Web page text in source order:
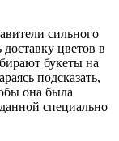
сильного
цветов в
букеты на
подсказать,
она была
специально